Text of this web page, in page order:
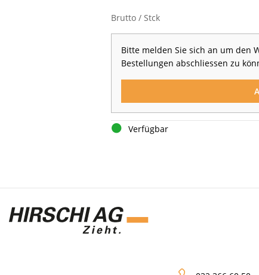
Brutto / Stck
Bitte melden Sie sich an um den
Bestellungen abschliessen zu
Verfügbar